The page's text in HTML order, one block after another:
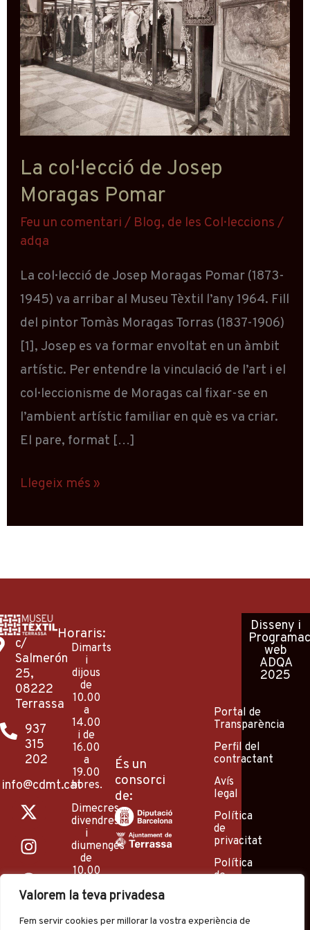
Valorem la teva privadesa
Fem servir cookies per millorar la vostra experiència de
La col·lecció de Josep
Moragas Pomar
Feu un comentari / Blog, de les Col·leccions /
adqa
La col·lecció de Josep Moragas Pomar (1873-
1945) va arribar al Museu Tèxtil l’any 1964. Fill
del pintor Tomàs Moragas Torras (1837-1906)
[1], Josep es va formar envoltat en un àmbit
artístic. Per entendre la vinculació de l’art i el
col·leccionisme de Moragas cal fixar-se en
l’ambient artístic familiar en què es va criar.
El pare, format […]
de
Josep
Moragas
Pomar
Llegeix més »
c/
Salmerón
25,
08222
Terrassa
937
315
202
info@cdmt.cat
X
-
t
w
i
t
t
e
I
n
s
t
a
g
r
a
F
a
c
e
b
o
o
k
P
i
n
t
e
r
e
s
Y
o
u
t
u
b
e
Horaris:
Dimarts
i
dijous
de
10.00
a
14.00
i de
16.00
a
19.00
hores.
Dimecres,
divendres
i
diumenges
de
10.00
14.00
(excepte
És un
consorci
de:
Portal de
Transparència
Perfil del
contractant
Avís
legal
Política
de
privacitat
Política
de
Disseny i
web
ADQA
2025